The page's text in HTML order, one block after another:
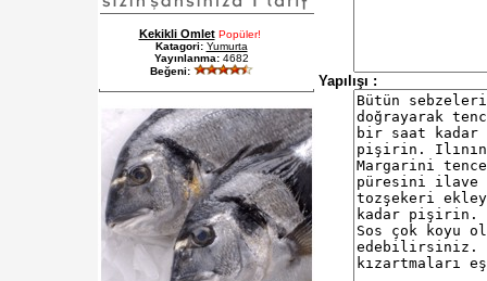
Kekikli OmletPopüler!
Katagori: Yumurta
Yayınlanma: 4682
Beğeni:
Yapılışı :